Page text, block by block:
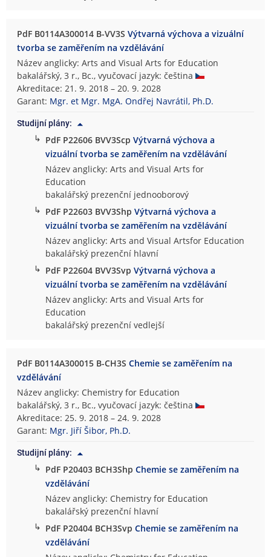
PdF B0114A300014 B-VV3SVýtvarná výchova a vizuální
tvorba se zaměřením na vzdělávání
Název anglicky: Arts and Visual Arts for Education
bakalářský, 3 r., Bc., vyučovací jazyk: čeština
Akreditace: 21. 9. 2018 – 20. 9. 2028
Garant: Mgr. et Mgr. MgA. Ondřej Navrátil, Ph.D.
Studijní plány:
↳ PdF P22606 BVV3ScpVýtvarná výchova a
vizuální tvorba se zaměřením na vzdělávání
Název anglicky: Arts and Visual Arts for
Education
bakalářský prezenční jednooborový
↳ PdF P22603 BVV3ShpVýtvarná výchova a
vizuální tvorba se zaměřením na vzdělávání
Název anglicky: Arts and Visual Artsfor Education
bakalářský prezenční hlavní
↳ PdF P22604 BVV3SvpVýtvarná výchova a
vizuální tvorba se zaměřením na vzdělávání
Název anglicky: Arts and Visual Arts for
Education
bakalářský prezenční vedlejší
PdF B0114A300015 B-CH3SChemie se zaměřením na
vzdělávání
Název anglicky: Chemistry for Education
bakalářský, 3 r., Bc., vyučovací jazyk: čeština
Akreditace: 25. 9. 2018 – 24. 9. 2028
Garant: Mgr. Jiří Šibor, Ph.D.
Studijní plány:
↳ PdF P20403 BCH3ShpChemie se zaměřením na
vzdělávání
Název anglicky: Chemistry for Education
bakalářský prezenční hlavní
↳ PdF P20404 BCH3SvpChemie se zaměřením na
vzdělávání